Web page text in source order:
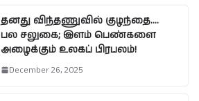
தனது விந்தணுவில் குழந்தை….
பல சலுகை; இளம் பெண்களை
அழைக்கும் உலகப் பிரபலம்!
December 26, 2025